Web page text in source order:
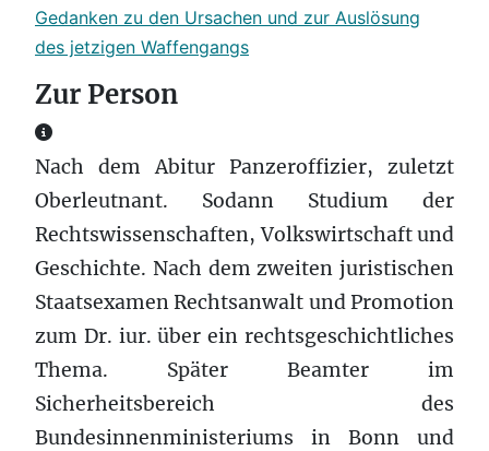
Gedanken zu den Ursachen und zur Auslösung
des jetzigen Waffengangs
Zur Person
Zur Person
Nach dem Abitur Panzeroffizier, zuletzt
Oberleutnant. Sodann Studium der
Rechtswissenschaften, Volkswirtschaft und
Geschichte. Nach dem zweiten juristischen
Staatsexamen Rechtsanwalt und Promotion
zum Dr. iur. über ein rechtsgeschichtliches
Thema. Später Beamter im
Sicherheitsbereich des
Bundesinnenministeriums in Bonn und